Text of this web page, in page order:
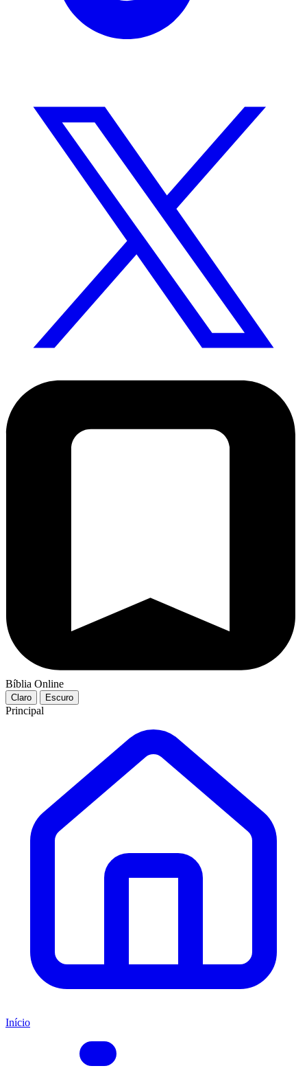
Bíblia Online
Claro Escuro
Principal
Início